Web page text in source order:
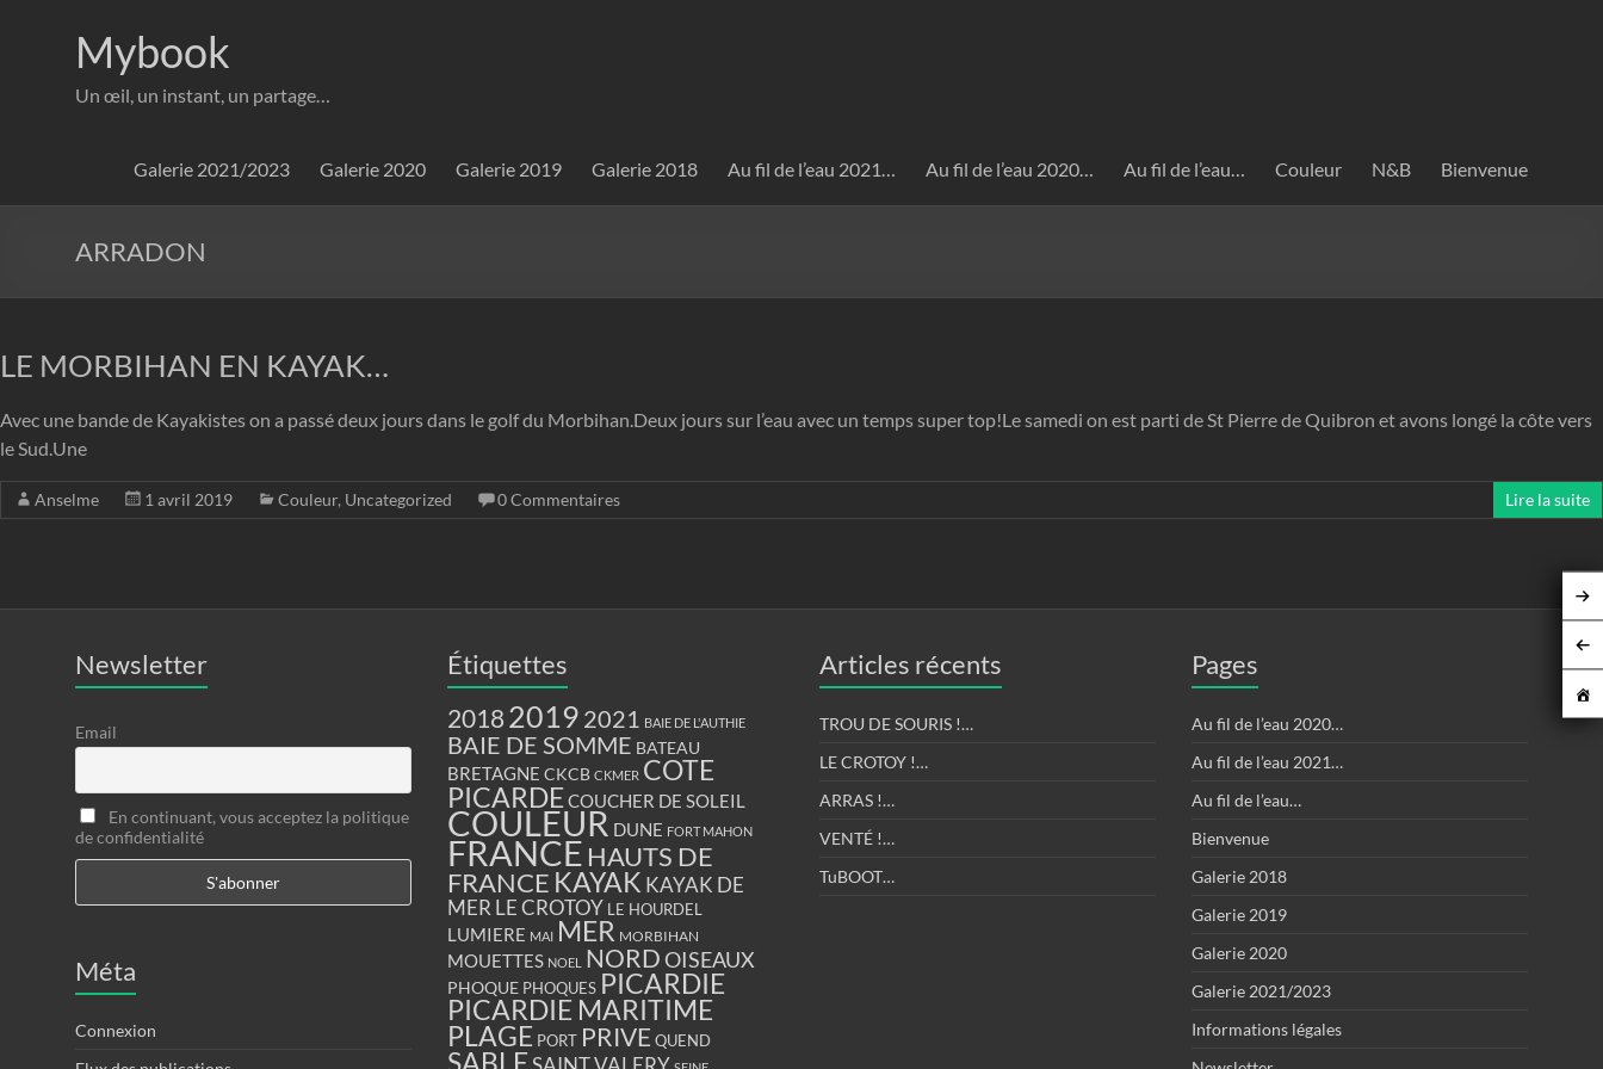
Mybook
Un œil, un instant, un partage…
Galerie 2021/2023 Galerie 2020 Galerie 2019 Galerie 2018 Au fil de l’eau 2021… Au fil de l’eau 2020… Au fil de l’eau… Couleur N&B Bienvenue
ARRADON
LE MORBIHAN EN KAYAK…
Avec une bande de Kayakistes on a passé deux jours dans le golf du Morbihan.Deux jours sur l’eau avec un temps super top!Le samedi on est parti de St Pierre de Quibron et avons longé la côte vers
le Sud.Une
Anselme 1 avril 2019 Couleur, Uncategorized 0 Commentaires Lire la suite
Newsletter
Email
En continuant, vous acceptez la politique
de confidentialité
Méta
Connexion
Étiquettes
20182019 2021 BAIE DE L'AUTHIE
BAIE DE SOMME BATEAU
BRETAGNE CKCB CKMER COTE
PICARDECOUCHER DE SOLEIL
COULEUR DUNE FORT MAHON
FRANCE HAUTS DE
FRANCE KAYAK KAYAK DE
MER LE CROTOY LE HOURDEL
LUMIERE MAI MER MORBIHAN
MOUETTES NOEL NORDOISEAUX
PHOQUE PHOQUES PICARDIE
PICARDIE MARITIME
PLAGE PORT PRIVE QUEND
SABLE
Articles récents
TROU DE SOURIS !…
LE CROTOY !…
ARRAS !…
VENTÉ !…
TuBOOT…
Pages
Au fil de l’eau 2020…
Au fil de l’eau 2021…
Au fil de l’eau…
Bienvenue
Galerie 2018
Galerie 2019
Galerie 2020
Galerie 2021/2023
Informations légales